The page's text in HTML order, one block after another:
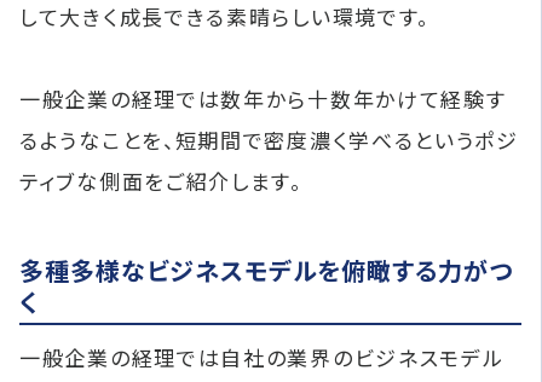
して大きく成長できる素晴らしい環境です。
一般企業の経理では数年から十数年かけて経験す
るようなことを、短期間で密度濃く学べるというポジ
ティブな側面をご紹介します。
多種多様なビジネスモデルを俯瞰する力がつ
く
一般企業の経理では自社の業界のビジネスモデル